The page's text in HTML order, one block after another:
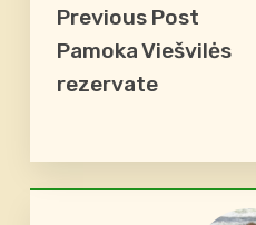
Previous Post
Pamoka Viešvilės
rezervate